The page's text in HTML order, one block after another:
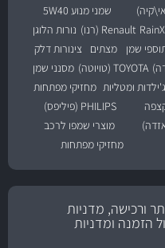
שמני מנוע 5W40
RainX Renault (רנו)
נורות הלוגן
שמן מצתים
צינורות דלק
TOYOTA (טויוטה)
מסנני שמן
ומטליות מחזיקי מפתחות
PHILIPS (פיליפס)
מוצרי שמפו לרכב
מחזיקי מפתחות
ורכישה, מדניות
הזמנה ומדניות